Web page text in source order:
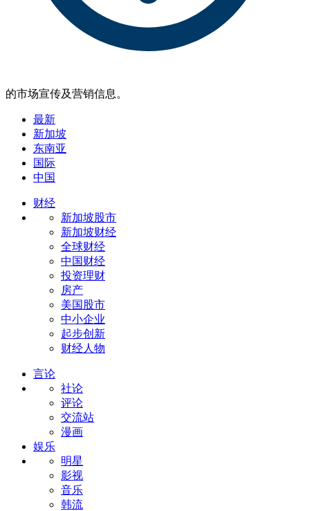
的市场宣传及营销信息。
最新
新加坡
东南亚
国际
中国
财经
新加坡股市
新加坡财经
全球财经
中国财经
投资理财
房产
美国股市
中小企业
起步创新
财经人物
言论
社论
评论
交流站
漫画
娱乐
明星
影视
音乐
韩流